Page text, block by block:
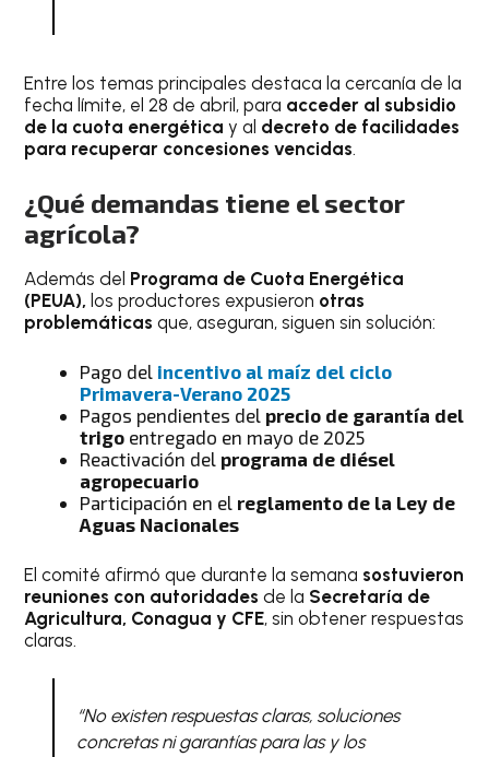
Entre los temas principales destaca la cercanía de la
fecha límite, el 28 de abril, para acceder al subsidio
de la cuota energética y al decreto de facilidades
para recuperar concesiones vencidas.
¿Qué demandas tiene el sector
agrícola?
Además del Programa de Cuota Energética
(PEUA), los productores expusieron otras
problemáticas que, aseguran, siguen sin solución:
Pago del incentivo al maíz del ciclo
Primavera-Verano 2025
Pagos pendientes del precio de garantía del
trigo entregado en mayo de 2025
Reactivación del programa de diésel
agropecuario
Participación en el reglamento de la Ley de
Aguas Nacionales
El comité afirmó que durante la semana sostuvieron
reuniones con autoridades de la Secretaría de
Agricultura, Conagua y CFE, sin obtener respuestas
claras.
“No existen respuestas claras, soluciones
concretas ni garantías para las y los